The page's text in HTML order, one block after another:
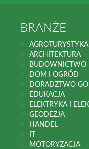
BRANŻE
AGROTURYSTYKA
ARCHITEKTURA
BUDOWNICTWO
DOM I OGRÓD
DORADZTWO
EDUKACJA
ELEKTRYKA I
GEODEZJA
HANDEL
MOTORYZACJA